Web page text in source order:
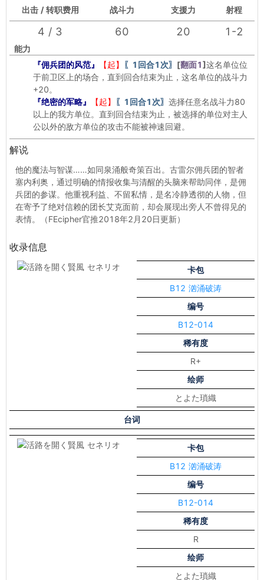
出击 / 转职费用 战斗力 支援力 射程
4 / 3 60 20 1-2
能力
『佣兵团的风范』
【起】 〖1回合1次〗 [翻面1]这名单位位
于前卫区上的场合，直到回合结束为止，这名单位的战斗力
+20。
『绝密的军略』
【起】 〖1回合1次〗 选择任意名战斗力80
以上的我方单位。直到回合结束为止，被选择的单位对主人
公以外的敌方单位的攻击不能被神速回避。
解说
他的魔法与智谋……如同泉涌般奇策百出。古雷尔佣兵团的智者
塞内利奥，通过明确的情报收集与清醒的头脑来帮助同伴，是佣
兵团的参谋。他重视利益、不留私情，是名冷静透彻的人物，但
在寄予了绝对信赖的团长艾克面前，却会展现出旁人不曾得见的
表情。（FEcipher官推2018年2月20日更新）
收录信息
卡包
B12 汹涌破涛
编号
B12-014
稀有度
R+
绘师
とよた瑣織
台词
卡包
B12 汹涌破涛
编号
B12-014
稀有度
R
绘师
とよた瑣織